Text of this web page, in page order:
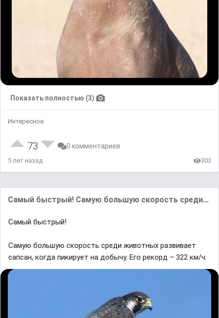
Показать полностью (3)
Интересное
73 0 комментариев
5 лет назад 303
Самый быстрый! Самую большую скорость среди...
Самый быстрый!
Самую большую скорость среди животных развивает
сапсан, когда пикирует на добычу. Его рекорд – 322 км/ч.